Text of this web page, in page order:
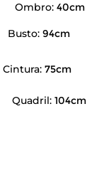
Ombro: 40cm
Busto: 94cm
Cintura: 75cm
Quadril: 104cm